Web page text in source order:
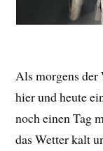
Als morgens
hier und heute
noch einen Tag
das Wetter kalt